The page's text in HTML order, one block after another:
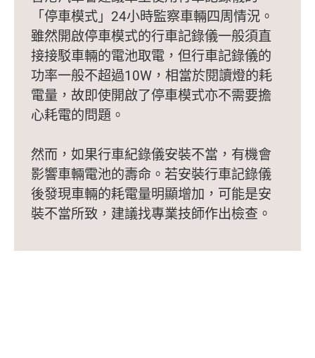
「停車模式」24小時監察車輛四周情況。
雖然開啟停車模式的行車記錄儀一般須直
接接駁車輛的電池取電，但行車記錄儀的
功率一般不超過10W，相當於閱讀燈的耗
電量，故即使開啟了停車模式亦不需要擔
心耗電的問題。
然而，如果行車紀錄儀安裝不當，有機會
影響車輛電池的壽命。若安裝行車記錄儀
後發現車輛的耗電量明顯增加，可能是安
裝不當所致，建議找專業技師作出檢查。